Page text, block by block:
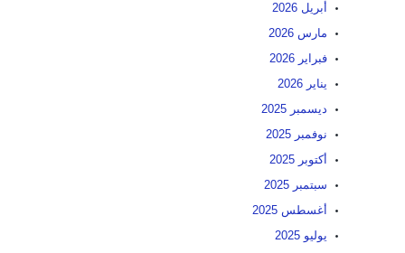
أبريل 2026
مارس 2026
فبراير 2026
يناير 2026
ديسمبر 2025
نوفمبر 2025
أكتوبر 2025
سبتمبر 2025
أغسطس 2025
يوليو 2025